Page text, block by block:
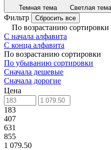
Темная тема Светлая тема
Фильтр Сбросить все
По возрастанию сортировки
С начала алфавита
С конца алфавита
По возрастанию сортировки
По убыванию сортировки
Сначала дешевые
Сначала дорогие
Цена
183
407
631
855
1 079.50